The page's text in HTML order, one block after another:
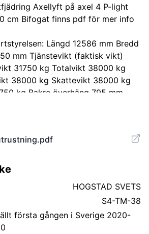
Axellyft på axel 4 P-light
cm Bifogat finns pdf för mer info
Längd 12586 mm Bredd
mm Tjänstevikt (faktisk vikt)
31750 kg Totalvikt 38000 kg
38000 kg Skattevikt 38000 kg
kg Bakre överhäng 795 mm
18000 kg Axel - 2 Max
4 1910 mm Teknisk tillåten
kN
HOGSTAD SVETS
S4-TM-38
första gången i Sverige 2020-